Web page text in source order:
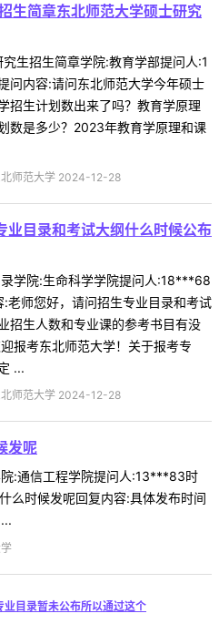
生简章东北师范大学硕士研究
生招生简章学院:教育学部提问人:1
内容:请问东北师范大学今年硕士
招生计划数出来了吗？教育学原理
数是多少？2023年教育学原理和课
北师范大学 2024-12-28
业目录和考试大纲什么时候公布
学院:生命科学学院提问人:18***68
师您好，请问招生专业目录和考试
招生人数和专业课的参考书目有没
报考东北师范大学！关于报考专
...
北师范大学 2024-12-28
发呢
:通信工程学院提问人:13***83时
时候发呢回复内容:具体发布时间
目录暂未公布所以通过这个